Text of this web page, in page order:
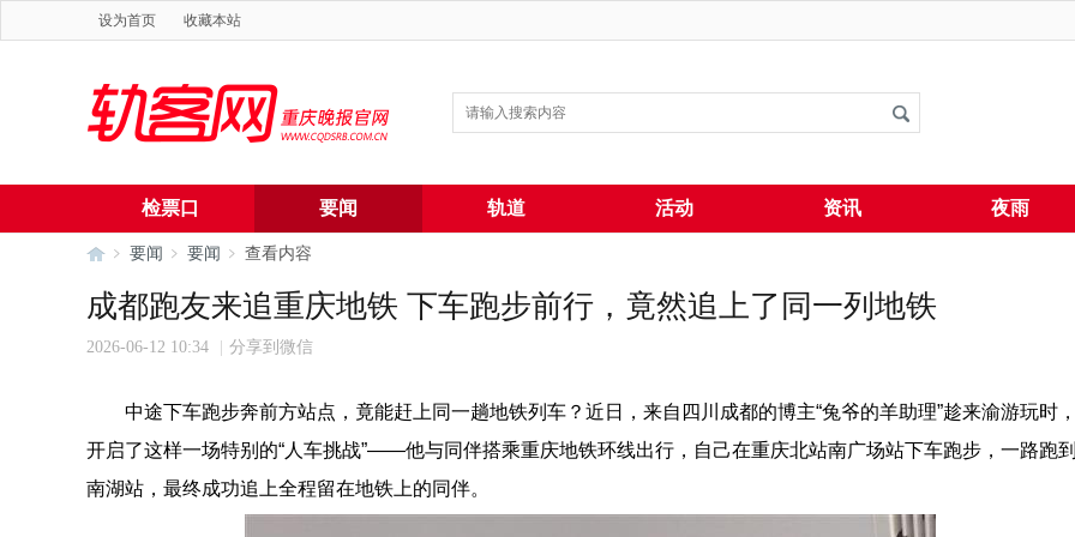
设为首页 收藏本站
检票口 要闻 轨道 活动 资讯 夜雨
轨 ›
要闻
›
要闻
›
查看内容
成都跑友来追重庆地铁 下车跑步前行，竟然追上了同一列地铁
2026-06-12 10:34 分享到微信
中途下车跑步奔前方站点，竟能赶上同一趟地铁列车？近日，来自四川成都的博主“兔爷的羊助理”趁来渝游玩时
开启了这样一场特别的“人车挑战”——他与同伴搭乘重庆地铁环线出行，自己在重庆北站南广场站下车跑步，一路跑
南湖站，最终成功追上全程留在地铁上的同伴。